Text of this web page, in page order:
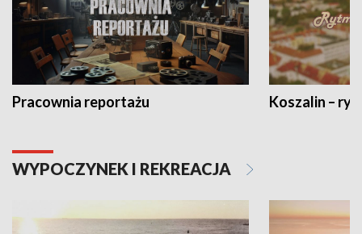
Pracownia reportażu Koszalin –
WYPOCZYNEK I REKREACJA